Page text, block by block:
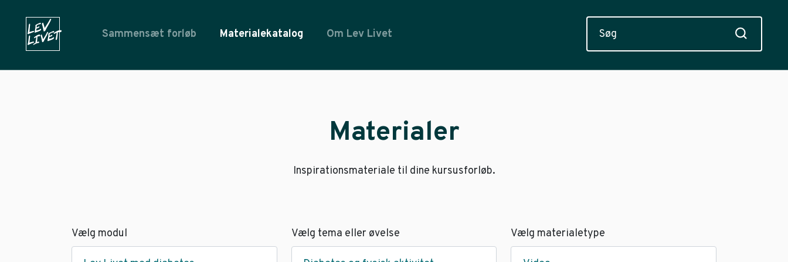
Sammensæt forløb Materialekatalog Om Lev Livet
Materialer
Inspirationsmateriale til dine kursusforløb.
Vælg modul Vælg tema eller øvelse Vælg materialetype